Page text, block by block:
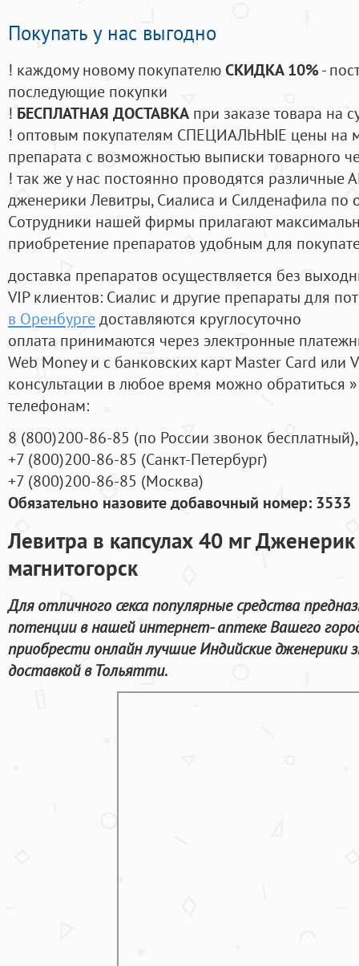
Покупать у нас выгодно
! каждому новому покупателюСКИДКА 10%-
последующие покупки
! БЕСПЛАТНАЯ ДОСТАВКА при заказе товара на
! оптовым покупателям СПЕЦИАЛЬНЫЕ цены на
препарата с возможностью выписки товарного
! так же у нас постоянно проводятся
дженерики Левитры, Сиалиса и Силденафила по
Cотрудники нашей фирмы прилагают
приобретение препаратов удобным для
доставка препаратов осуществляется без
VIP клиентов: Сиалис и другие препараты для
в Оренбургедоставляются круглосуточно
оплата принимаются через электронные
Web Money и с банковских карт Master Card или
консультации в любое время можно обратиться
телефонам:
8 (800)200-86-85 (по России звонок бесплатный),
+7 (800)200-86-85 (Санкт-Петербург)
+7 (800)200-86-85 (Москва)
Обязательно назовите добавочный номер: 3533
Левитра в капсулах 40 мг Дженерик
магнитогорск
Для отличного секса популярные средства
потенции в нашей интернет- аптеке Вашего
приобрести онлайн лучшие Индийские дженерики
доставкой в Тольятти.